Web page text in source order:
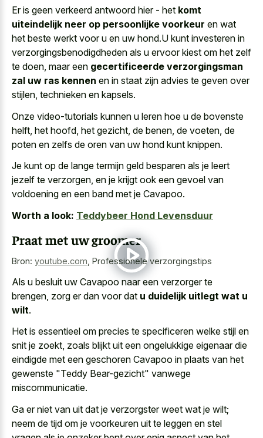
Er is geen verkeerd antwoord hier - het komt
uiteindelijk neer op persoonlijke voorkeur en wat
het beste werkt voor u en uw hond.U kunt investeren in
verzorgingsbenodigdheden als u ervoor kiest om het zelf
te doen, maar een gecertificeerde verzorgingsman
zal uw ras kennen en in staat zijn advies te geven over
stijlen, technieken en kapsels.
Onze video-tutorials kunnen u leren hoe u de bovenste
helft, het hoofd, het gezicht, de benen, de voeten, de
poten en zelfs de oren van uw hond kunt knippen.
Je kunt op de lange termijn geld besparen als je leert
jezelf te verzorgen, en je krijgt ook een gevoel van
voldoening en een band met je Cavapoo.
Worth a look: Teddybeer Hond Levensduur
Praat met uw groomer
Bron: youtube.com Professionele verzorgingstips
Als u besluit uw Cavapoo naar een verzorger te
brengen, zorg er dan voor dat u duidelijk uitlegt wat u
wilt.
Het is essentieel om precies te specificeren welke stijl en
snit je zoekt, zoals blijkt uit een ongelukkige eigenaar die
eindigde met een geschoren Cavapoo in plaats van het
gewenste "Teddy Bear-gezicht" vanwege
miscommunicatie.
Ga er niet van uit dat je verzorgster weet wat je wilt;
neem de tijd om je voorkeuren uit te leggen en stel